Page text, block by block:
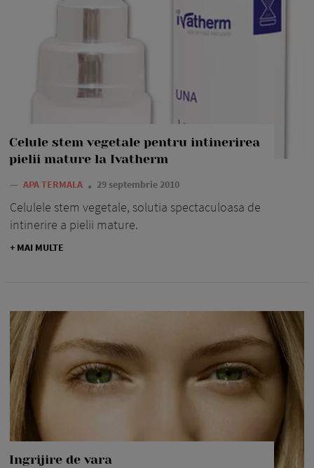
Celule stem vegetale pentru intinerirea
pielii mature la Ivatherm
— APA TERMALA 29 septembrie 2010
Celulele stem vegetale, solutia spectaculoasa de
intinerire a pielii mature.
+ MAI MULTE
Ingrijire de vara